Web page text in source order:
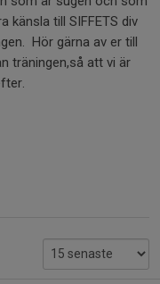
känsla till SIFFETS div
Hör gärna av er till
träningen,så att vi är